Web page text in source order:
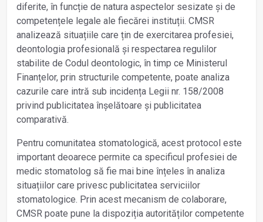
diferite, în funcție de natura aspectelor sesizate și de
competențele legale ale fiecărei instituții. CMSR
analizează situațiile care țin de exercitarea profesiei,
deontologia profesională și respectarea regulilor
stabilite de Codul deontologic, în timp ce Ministerul
Finanțelor, prin structurile competente, poate analiza
cazurile care intră sub incidența Legii nr. 158/2008
privind publicitatea înșelătoare și publicitatea
comparativă.
Pentru comunitatea stomatologică, acest protocol este
important deoarece permite ca specificul profesiei de
medic stomatolog să fie mai bine înțeles în analiza
situațiilor care privesc publicitatea serviciilor
stomatologice. Prin acest mecanism de colaborare,
CMSR poate pune la dispoziția autorităților competente